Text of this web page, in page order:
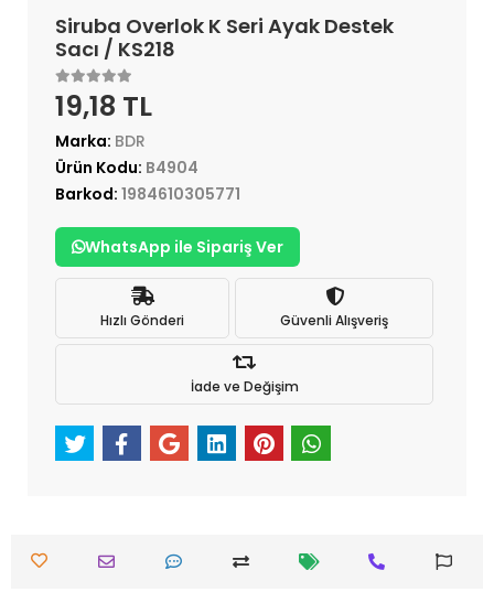
Siruba Overlok K Seri Ayak Destek
Sacı / KS218
19,18 TL
Marka: BDR
Ürün Kodu: B4904
Barkod: 1984610305771
WhatsApp ile Sipariş Ver
Hızlı Gönderi Güvenli Alışveriş
İade ve Değişim